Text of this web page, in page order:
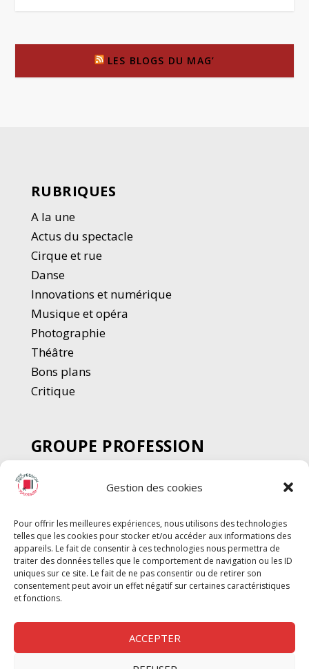
Gestion des cookies
Pour offrir les meilleures expériences, nous utilisons des technologies
telles que les cookies pour stocker et/ou accéder aux informations des
appareils. Le fait de consentir à ces technologies nous permettra de
traiter des données telles que le comportement de navigation ou les ID
uniques sur ce site. Le fait de ne pas consentir ou de retirer son
consentement peut avoir un effet négatif sur certaines caractéristiques
et fonctions.
ACCEPTER
LES BLOGS DU MAG’
RUBRIQUES
A la une
Actus du spectacle
Cirque et rue
Danse
Innovations et numérique
Musique et opéra
Photographie
Théâtre
Bons plans
Critique
GROUPE PROFESSION
SPECTACLE
Chèque Intermittents
Chèque Compta
Chèque Emploi Spectacle
G-Pods
Profession Audio-visuel